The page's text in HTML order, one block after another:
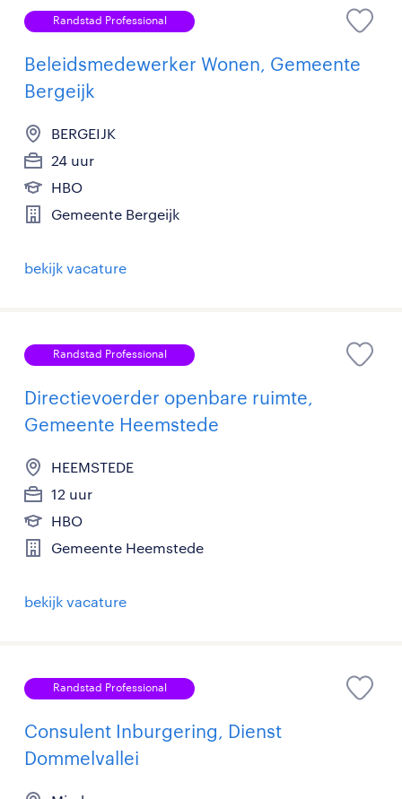
Randstad Professional
Beleidsmedewerker Wonen, Gemeente
Bergeijk
BERGEIJK
24 uur
HBO
Gemeente Bergeijk
bekijk vacature
Randstad Professional
Directievoerder openbare ruimte,
Gemeente Heemstede
HEEMSTEDE
12 uur
HBO
Gemeente Heemstede
bekijk vacature
Randstad Professional
Consulent Inburgering, Dienst
Dommelvallei